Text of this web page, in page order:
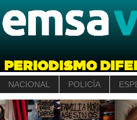
NACIONAL POLICÍA